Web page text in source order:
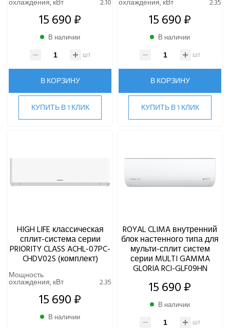
15 690 ₽
В наличии
шт
В КОРЗИНУ
КУПИТЬ В 1 КЛИК
15 690 ₽
В наличии
шт
В КОРЗИНУ
КУПИТЬ В 1 КЛИК
HIGH LIFE классическая
сплит-система серии
PRIORITY CLASS ACHL-07PC-
CHDV02S (комплект)
Мощность
охлаждения, кВт 2.35
15 690 ₽
В наличии
ROYAL CLIMA внутренний
блок настенного типа для
мульти-сплит систем
серии MULTI GAMMA
GLORIA RCI-GLF09HN
15 690 ₽
В наличии
шт